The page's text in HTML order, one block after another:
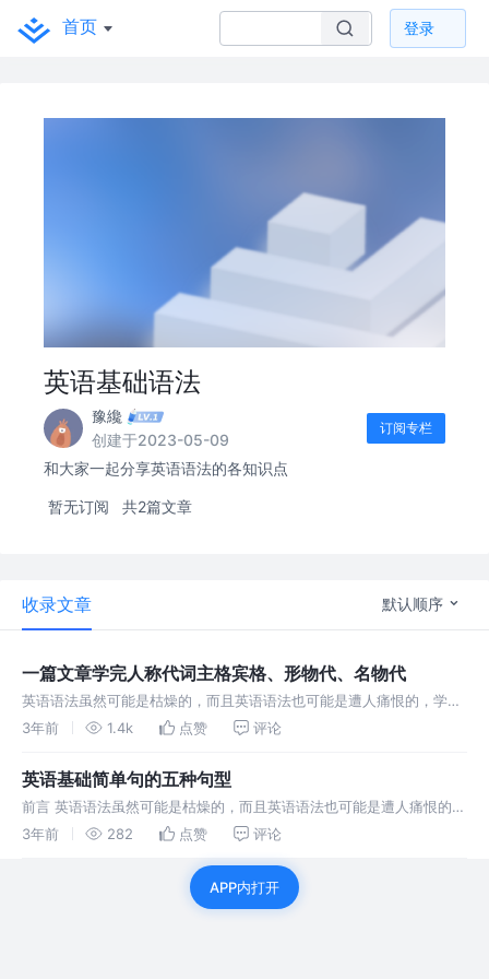
首页 登录
英语基础语法
豫纔
创建于2023-05-09
订阅专栏
和大家一起分享英语语法的各知识点
暂无订阅 共2篇文章
收录文章 默认顺序
一篇文章学完人称代词主格宾格、形物代、名物代
英语语法虽然可能是枯燥的，而且英语语法也可能是遭人痛恨的，学习
英语，没有语法的支撑，半途而废者有之，无法登高者有之；半生不熟
3年前 1.4k 点赞 评论
英语基础简单句的五种句型
前言 英语语法虽然可能是枯燥的，而且英语语法也可能是遭人痛恨的，
甚至英语语法还可能被本族语的人视为大可不必的
3年前 282 点赞 评论
APP内打开